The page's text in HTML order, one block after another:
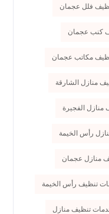
فلل عجمان
كنب عجمان
مكاتب عجمان
منازل الشارقة
منازل الفجيرة
رأس الخيمة
منازل عجمان
تنظيف رأس الخيمة
تنظيف منازل